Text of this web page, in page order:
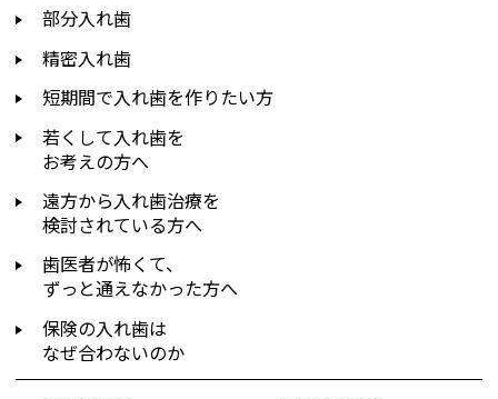
部分入れ歯
精密入れ歯
短期間で入れ歯を作りたい方
若くして入れ歯を
お考えの方へ
遠方から入れ歯治療を
検討されている方へ
歯医者が怖くて、
ずっと通えなかった方へ
保険の入れ歯は
なぜ合わないのか